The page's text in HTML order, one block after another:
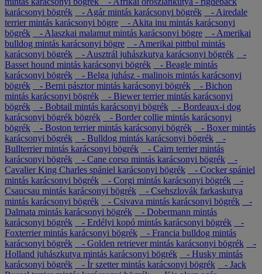
karácsonyi bögrék
- Agár mintás karácsonyi bögrék
- Airedale
terrier mintás karácsonyi bögre
- Akita inu mintás karácsonyi
bögrék
- Alaszkai malamut mintás karácsonyi bögre
- Amerikai
bulldog mintás karácsonyi bögre
- Amerikai pittbul mintás
karácsonyi bögrék
- Ausztrál juhászkutya karácsonyi bögrék
-
Basset hound mintás karácsonyi bögrék
- Beagle mintás
karácsonyi bögrék
- Belga juhász - malinois mintás karácsonyi
bögrék
- Berni pásztor mintás karácsonyi bögrék
- Bichon
mintás karácsonyi bögrék
- Biewer terrier mintás karácsonyi
bögrék
- Bobtail mintás karácsonyi bögrék
- Bordeaux-i dog
karácsonyi bögrék bögrék
- Border collie mintás karácsonyi
bögrék
- Boston terrier mintás karácsonyi bögrék
- Boxer mintás
karácsonyi bögrék
- Bulldog mintás karácsonyi bögrék
-
Bullterrier mintás karácsonyi bögrék
- Cairn terrier mintás
karácsonyi bögrék
- Cane corso mintás karácsonyi bögrék
-
Cavalier King Charles spániel karácsonyi bögrék
- Cocker spániel
mintás karácsonyi bögrék
- Corgi mintás karácsonyi bögrék
-
Csaucsau mintás karácsonyi bögrék
- Csehszlovák farkaskutya
mintás karácsonyi bögrék
- Csivava mintás karácsonyi bögrék
-
Dalmata mintás karácsonyi bögrék
- Dobermann mintás
karácsonyi bögrék
- Erdélyi kopó mintás karácsonyi bögrék
-
Foxterrier mintás karácsonyi bögrék
- Francia bulldog mintás
karácsonyi bögrék
- Golden retriever mintás karácsonyi bögrék
-
Holland juhászkutya mintás karácsonyi bögrék
- Husky mintás
karácsonyi bögrék
- Ír szetter mintás karácsonyi bögrék
- Jack